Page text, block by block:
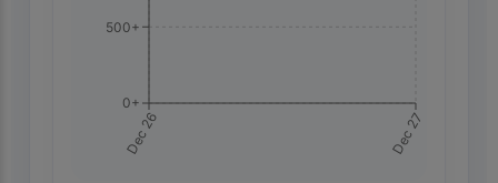
Dec 26 Dec 27
0+
500+